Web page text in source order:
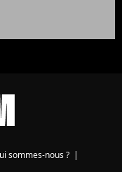
sommes-nous ? |